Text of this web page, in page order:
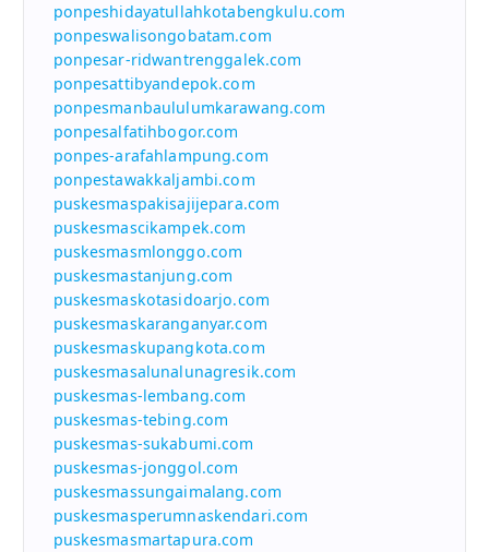
ponpeshidayatullahkotabengkulu.com
ponpeswalisongobatam.com
ponpesar-ridwantrenggalek.com
ponpesattibyandepok.com
ponpesmanbaululumkarawang.com
ponpesalfatihbogor.com
ponpes-arafahlampung.com
ponpestawakkaljambi.com
puskesmaspakisajijepara.com
puskesmascikampek.com
puskesmasmlonggo.com
puskesmastanjung.com
puskesmaskotasidoarjo.com
puskesmaskaranganyar.com
puskesmaskupangkota.com
puskesmasalunalunagresik.com
puskesmas-lembang.com
puskesmas-tebing.com
puskesmas-sukabumi.com
puskesmas-jonggol.com
puskesmassungaimalang.com
puskesmasperumnaskendari.com
puskesmasmartapura.com